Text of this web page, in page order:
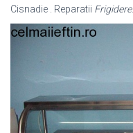
Cisnadie . Reparatii Frigidere.